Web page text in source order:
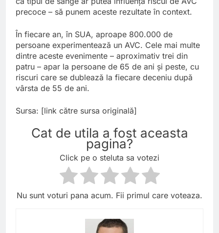
precoce – să punem aceste rezultate în context.
În fiecare an, în SUA, aproape 800.000 de
persoane experimentează un AVC. Cele mai multe
dintre aceste evenimente – aproximativ trei din
patru – apar la persoane de 65 de ani și peste, cu
riscuri care se dublează la fiecare deceniu după
vârsta de 55 de ani.
Sursa: [link către sursa originală]
Cat de utila a fost aceasta
pagina?
Click pe o steluta sa votezi
Nu sunt voturi pana acum. Fii primul care voteaza.